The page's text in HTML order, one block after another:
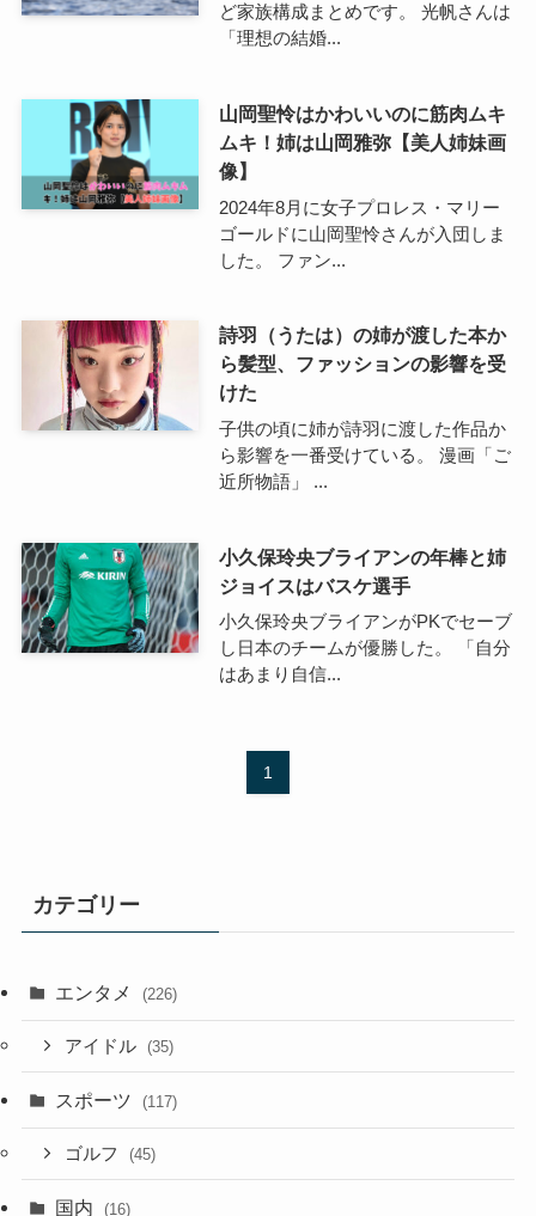
ど家族構成まとめです。 光帆さんは
「理想の結婚...
山岡聖怜はかわいいのに筋肉ムキ
ムキ！姉は山岡雅弥【美人姉妹画
像】
2024年8月に女子プロレス・マリー
ゴールドに山岡聖怜さんが入団しま
した。 ファン...
詩羽（うたは）の姉が渡した本か
ら髪型、ファッションの影響を受
けた
子供の頃に姉が詩羽に渡した作品か
ら影響を一番受けている。 漫画「ご
近所物語」 ...
小久保玲央ブライアンの年棒と姉
ジョイスはバスケ選手
小久保玲央ブライアンがPKでセーブ
し日本のチームが優勝した。 「自分
はあまり自信...
1
カテゴリー
エンタメ (226)
アイドル (35)
スポーツ (117)
ゴルフ (45)
国内 (16)